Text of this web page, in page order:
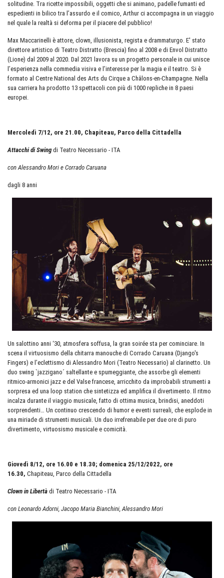
solitudine. Tra ricette impossibili, oggetti che si animano, padelle fumanti ed
espedienti in bilico tra l’assurdo e il comico, Arthur ci accompagna in un viaggio
nel quale la realtà si deforma per il piacere del pubblico!
Max Maccarinelli è attore, clown, illusionista, regista e drammaturgo. E' stato
direttore artistico di Teatro Distratto (Brescia) fino al 2008 e di Envol Distratto
(Lione) dal 2009 al 2020. Dal 2021 lavora su un progetto personale in cui unisce
l’esperienza nella commedia visiva e l’interesse per la magia e il teatro. Si è
formato al Centre National des Arts du Cirque a Châlons-en-Champagne. Nella
sua carriera ha prodotto 13 spettacoli con più di 1000 repliche in 8 paesi
europei.
Mercoledì 7/12, ore 21.00, Chapiteau, Parco della Cittadella
Attacchi di Swingdi Teatro Necessario - ITA
con Alessandro Mori e Corrado Caruana
dagli 8 anni
Un salottino anni ‘30, atmosfera soffusa, la gran soirée sta per cominciare. In
scena il virtuosismo della chitarra manouche di Corrado Caruana (Django's
Fingers) e l’eclettismo di Alessandro Mori (Teatro Necessario) al clarinetto. Un
duo swing `jazzigano´ saltellante e spumeggiante, che assorbe gli elementi
ritmico-armonici jazz e del Valse francese, arricchito da improbabili strumenti a
sorpresa ed una loop station che sintetizza ed amplifica il divertimento. Il ritmo
incalza durante il viaggio musicale, fatto di ottima musica, brindisi, aneddoti
sorprendenti… Un continuo crescendo di humor e eventi surreali, che esplode in
una miriade di strumenti musicali. Un duo irrefrenabile per due ore di puro
divertimento, virtuosismo musicale e comicità.
Giovedì 8/12, ore 16.00 e 18.30; domenica 25/12/2022, ore
16.30, Chapiteau, Parco della Cittadella
Clown in Libertà di Teatro Necessario - ITA
con Leonardo Adorni, Jacopo Maria Bianchini, Alessandro Mori